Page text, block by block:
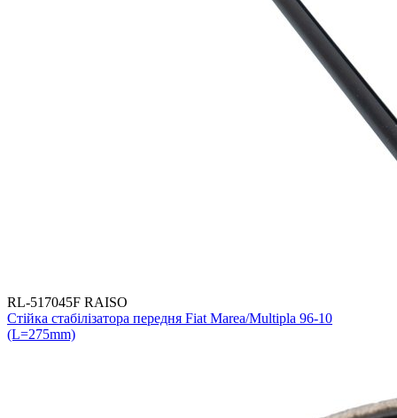
RL-517045F RAISO
Стійка стабілізатора передня Fiat Marea/Multipla 96-10
(L=275mm)